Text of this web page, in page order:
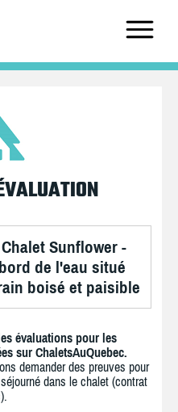
Sunflower -
de l'eau situé
boisé et paisible
évaluations pour les
sur ChaletsAuQuebec.
demander des preuves pour
dans le chalet (contrat